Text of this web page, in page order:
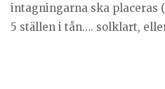
intagningarna ska placeras
5 ställen i tån…. solklart,